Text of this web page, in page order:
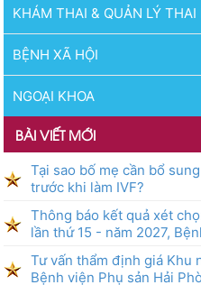
KHÁM THAI & QUẢN LÝ THAI
BỆNH XÃ HỘI
NGOẠI KHOA
BÀI VIẾT MỚI
Tại sao bố mẹ cần bổ
trước khi làm IVF?
Thông báo kết quả xét
lần thứ 15 - năm 2027,
Tư vấn thẩm định giá Khu
Bệnh viện Phụ sản Hải